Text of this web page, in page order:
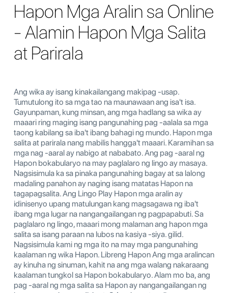
Hapon Mga Aralin sa Online
- Alamin Hapon Mga Salita
at Parirala
Ang wika ay isang kinakailangang makipag -usap.
Tumutulong ito sa mga tao na maunawaan ang isa't isa.
Gayunpaman, kung minsan, ang mga hadlang sa wika ay
maaari ring maging isang pangunahing pag -aalala sa mga
taong kabilang sa iba't ibang bahagi ng mundo. Hapon mga
salita at parirala nang mabilis hangga't maaari. Karamihan sa
mga nag -aaral ay nabigo at nababato. Ang pag -aaral ng
Hapon bokabularyo na may paglalaro ng lingo ay masaya.
Nagsisimula ka sa pinaka pangunahing bagay at sa lalong
madaling panahon ay naging isang matatas Hapon na
tagapagsalita. Ang Lingo Play Hapon mga aralin ay
idinisenyo upang matulungan kang magsagawa ng iba't
ibang mga lugar na nangangailangan ng pagpapabuti. Sa
paglalaro ng lingo, maaari mong malaman ang hapon mga
salita sa isang paraan na lubos na kasiya -siya. gilid.
Nagsisimula kami ng mga ito na may mga pangunahing
kaalaman ng wika Hapon. Libreng Hapon Ang mga aralincan
ay kinuha ng sinuman, kahit na ang mga walang nakaraang
kaalaman tungkol sa Hapon bokabularyo. Alam mo ba, ang
pag -aaral ng mga salita sa Hapon ay nangangailangan ng